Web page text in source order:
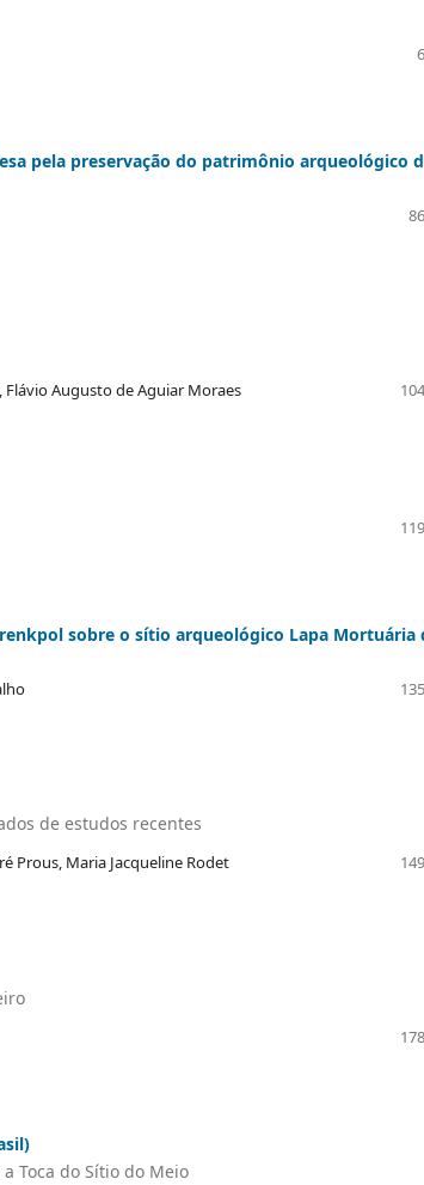
pela preservação do patrimônio arqueológico
Flávio Augusto de Aguiar Moraes
sobre o sítio arqueológico Lapa Mortuária
de estudos recentes
Prous, Maria Jacqueline Rodet
Toca do Sítio do Meio